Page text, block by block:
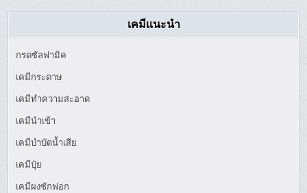
เคมีแนะนำ
กรดซัลฟามิค
เคมีกระดาษ
เคมีทำความสะอาด
เคมีนำเข้า
เคมีบำบัดน้ำเสีย
เคมีปุ๋ย
เคมีผงซักฟอก